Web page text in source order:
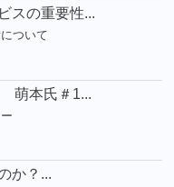
スの重要性...
ついて
萌本氏＃1...
か？...